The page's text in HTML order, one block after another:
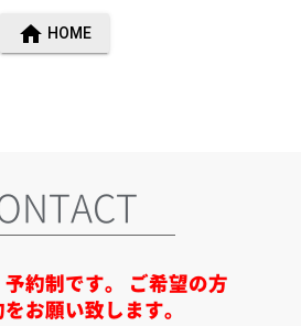
home HOME
約制です。 ご希望の方
お願い致します。